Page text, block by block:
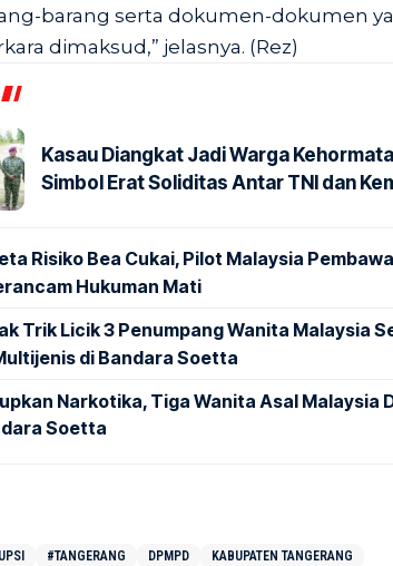
barang serta dokumen-dokumen
dimaksud,” jelasnya. (Rez)
Kasau Diangkat Jadi Warga
Simbol Erat Soliditas Antar TNI dan
Risiko Bea Cukai, Pilot Malaysia
Hukuman Mati
Trik Licik 3 Penumpang Wanita Malaysia
di Bandara Soetta
Narkotika, Tiga Wanita Asal Malaysia
Soetta
#TANGERANG DPMPD
KABUPATEN TANGERANG